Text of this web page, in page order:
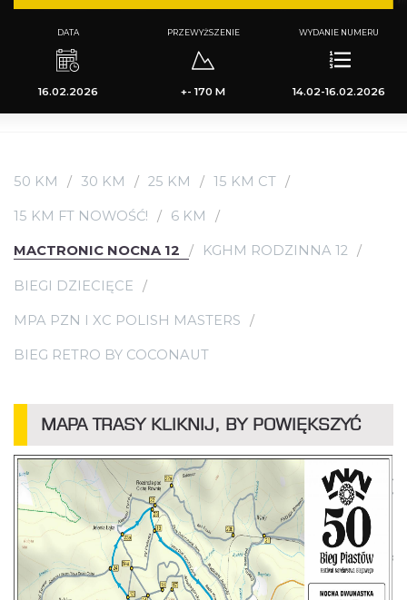
DATA
16.02.2026
PRZEWYŻSZENIE
+- 170 M
WYDANIE NUMERU
14.02-16.02.2026
50 KM 30 KM 25 KM 15 KM CT
15 KM FT NOWOŚĆ! 6 KM
MACTRONIC NOCNA 12 KGHM RODZINNA 12
BIEGI DZIECIĘCE
MPA PZN I XC POLISH MASTERS
BIEG RETRO BY COCONAUT
MAPA TRASY KLIKNIJ, BY POWIĘKSZYĆ